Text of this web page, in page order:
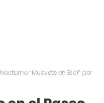
“Muévete en Bici” por